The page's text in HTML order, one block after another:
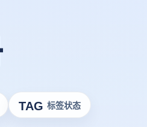
TAG 标签状态